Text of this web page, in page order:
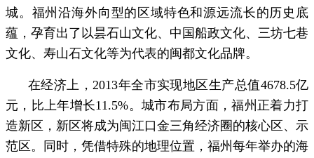
城。福州沿海外向型的区域特色和源远流长的历史底
蕴，孕育出了以昙石山文化、中国船政文化、三坊七巷
文化、寿山石文化等为代表的闽都文化品牌。
在经济上，2013年全市实现地区生产总值4678.5亿
元，比上年增长11.5%。城市布局方面，福州正着力打
造新区，新区将成为闽江口金三角经济圈的核心区、示
范区。同时，凭借特殊的地理位置，福州每年举办的海